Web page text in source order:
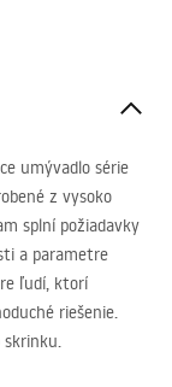
umývadlo série
z vysoko
splní požiadavky
a parametre
ľudí, ktorí
riešenie.
skrinku.